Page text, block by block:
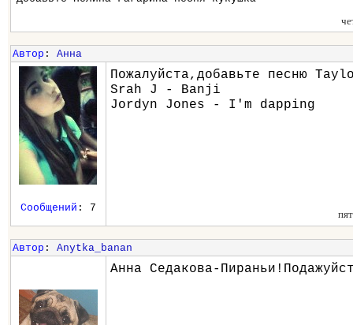
Автор : Анна
Пожалуйста,добавьте песню
Srah J - Banji
Jordyn Jones - I'm dapping
Сообщений : 7
Автор : Anytka_banan
Анна Седакова-